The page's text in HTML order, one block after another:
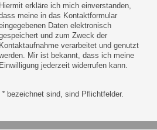
Hiermit erkläre ich mich einverstanden,
meine in das Kontaktformular
Daten elektronisch
und zum Zweck der
Kontaktaufnahme verarbeitet und genutzt
Mir ist bekannt, dass ich meine
Einwilligung jederzeit widerrufen kann.
*bezeichnet sind, sind Pflichtfelder.